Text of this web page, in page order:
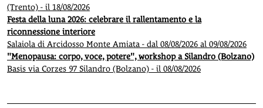
(Trento) - il 18/08/2026
Festa della luna 2026: celebrare il rallentamento e la
riconnessione interiore
Salaiola di Arcidosso Monte Amiata - dal 08/08/2026 al 09/08/2026
"Menopausa: corpo, voce, potere", workshop a Silandro (Bolzano)
Basis via Corzes 97 Silandro (Bolzano) - il 08/08/2026